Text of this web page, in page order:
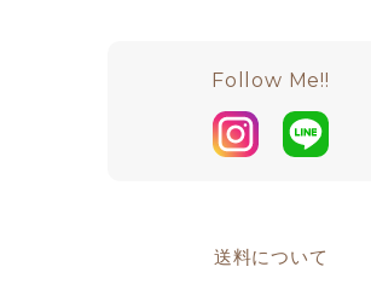
Follow Me!!
送料について